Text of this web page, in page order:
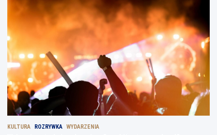
KULTURA ROZRYWKA WYDARZENIA